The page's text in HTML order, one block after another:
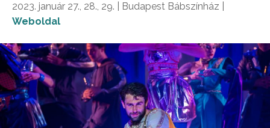
2023. január 27., 28., 29. | Budapest Bábszínház |
Weboldal